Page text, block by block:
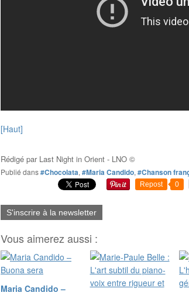
[Haut]
Rédigé par Last Night in Orient - LNO ©
Publié dans#Chocolata, #Maria Candido, #Chanson
Repost 0
S'inscrire à la newsletter
Vous aimerez aussi :
Maria Candido –